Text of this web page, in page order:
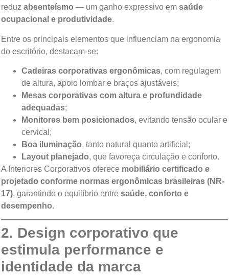
reduz absenteísmo — um ganho expressivo em saúde
ocupacional e produtividade.
Entre os principais elementos que influenciam na ergonomia
do escritório, destacam-se:
Cadeiras corporativas ergonômicas, com regulagem
de altura, apoio lombar e braços ajustáveis;
Mesas corporativas com altura e profundidade
adequadas;
Monitores bem posicionados, evitando tensão ocular e
cervical;
Boa iluminação, tanto natural quanto artificial;
Layout planejado, que favoreça circulação e conforto.
A Interiores Corporativos oferece mobiliário certificado e
projetado conforme normas ergonômicas brasileiras (NR-
17), garantindo o equilíbrio entre saúde, conforto e
desempenho.
2. Design corporativo que
estimula performance e
identidade da marca